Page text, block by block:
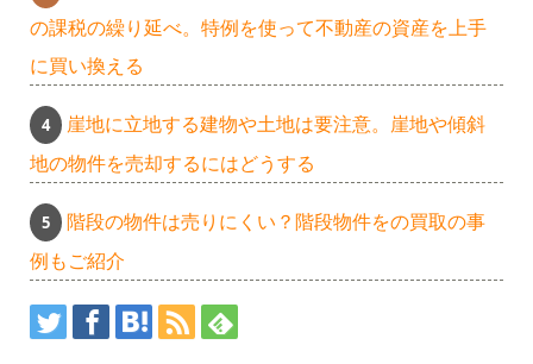
の課税の繰り延べ。特例を使って不動産の資産を上手
に買い換える
崖地に立地する建物や土地は要注意。崖地や傾斜
地の物件を売却するにはどうする
階段の物件は売りにくい？階段物件をの買取の事
例もご紹介